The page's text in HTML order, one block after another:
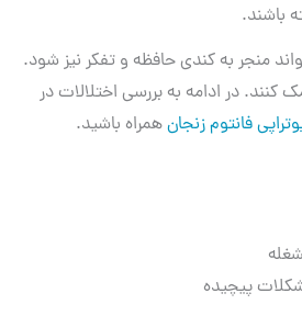
باشند.
منجر به کندی حافظه و تفکر نیز شود.
کنند. در ادامه به بررسی اختلالات در
فانتوم زنجانهمراه باشید.
پیچیده